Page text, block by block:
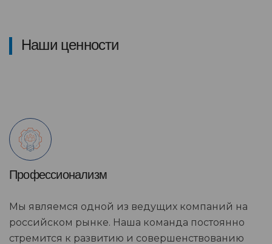
Наши ценности
Профессионализм
Мы являемся одной из ведущих компаний на
российском рынке. Наша команда постоянно
стремится к развитию и совершенствованию